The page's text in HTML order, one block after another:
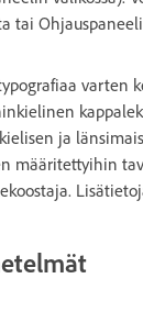
tai
varten
ja
määritettyihin